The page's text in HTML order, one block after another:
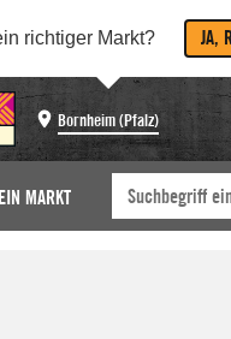
richtiger Markt? JA,
Bornheim (Pfalz)
MARKT